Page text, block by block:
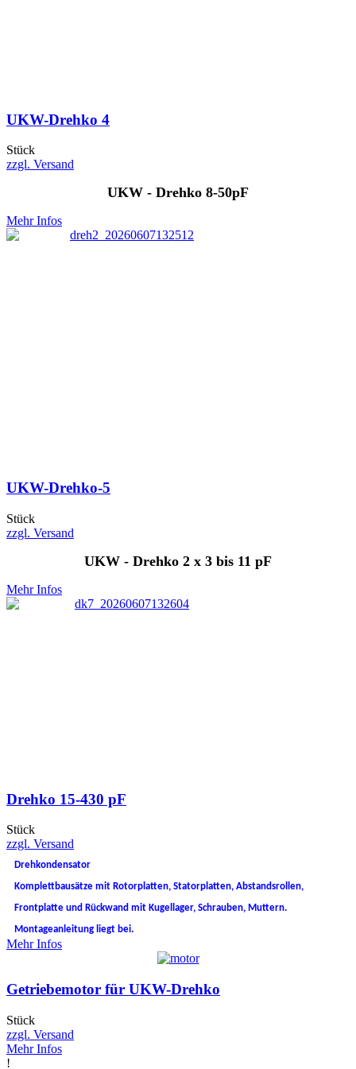
UKW-Drehko 4
Stück
zzgl. Versand
UKW - Drehko 8-50pF
Mehr Infos
UKW-Drehko-5
Stück
zzgl. Versand
UKW - Drehko 2 x 3 bis 11 pF
Mehr Infos
Drehko 15-430 pF
Stück
zzgl. Versand
Drehkondensator
Komplettbausätze mit Rotorplatten, Statorplatten, Abstandsrollen,
Frontplatte und Rückwand mit Kugellager, Schrauben, Muttern.
Montageanleitung liegt bei.
Mehr Infos
Getriebemotor für UKW-Drehko
Stück
zzgl. Versand
Mehr Infos
!